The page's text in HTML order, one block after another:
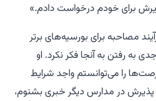
برای خودم درخواست دادم.»
مصاحبه برای بورسیه‌های برتر
به رفتن به آنجا فکر نکرد. او
را می‌توانستم واجد شرایط
پذیرش در مدارس دیگر خبری بشنوم،